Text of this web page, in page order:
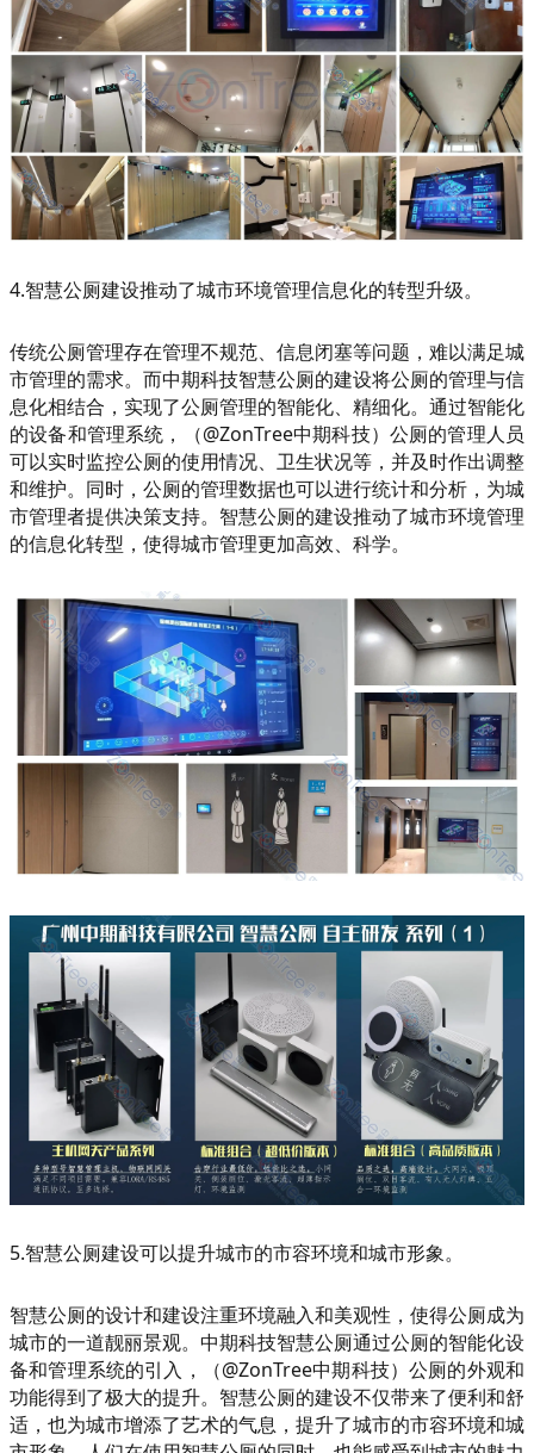
4.智慧公厕建设推动了城市环境管理信息化的转型升级。
传统公厕管理存在管理不规范、信息闭塞等问题，难以满足城
市管理的需求。而中期科技智慧公厕的建设将公厕的管理与信
息化相结合，实现了公厕管理的智能化、精细化。通过智能化
的设备和管理系统，（@ZonTree中期科技）公厕的管理人员
可以实时监控公厕的使用情况、卫生状况等，并及时作出调整
和维护。同时，公厕的管理数据也可以进行统计和分析，为城
市管理者提供决策支持。智慧公厕的建设推动了城市环境管理
的信息化转型，使得城市管理更加高效、科学。
5.智慧公厕建设可以提升城市的市容环境和城市形象。
智慧公厕的设计和建设注重环境融入和美观性，使得公厕成为
城市的一道靓丽景观。中期科技智慧公厕通过公厕的智能化设
备和管理系统的引入，（@ZonTree中期科技）公厕的外观和
功能得到了极大的提升。智慧公厕的建设不仅带来了便利和舒
适，也为城市增添了艺术的气息，提升了城市的市容环境和城